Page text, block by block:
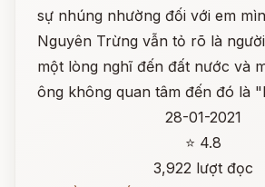
sự nhúng nhường đối với em
Nguyên Trừng vẫn tỏ rõ là
một lòng nghĩ đến đất nước và
ông không quan tâm đến đó là
28-01-2021
⭐ 4.8
3,922 lượt đọc